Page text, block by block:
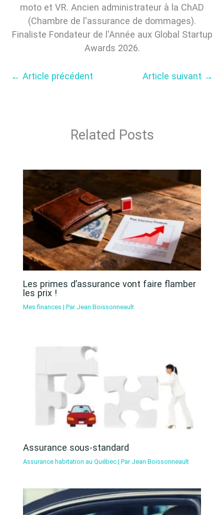
moto et VR. Ancien administrateur à la ChAD
(Chambre de l'assurance de dommages).
Finaliste Fondateur de l'Année aux Global Startup
Awards 2026.
← Article précédent Article suivant →
Related Posts
Les primes d’assurance vont faire flamber
les prix !
Mes finances | Par Jean Boissonneault
Assurance sous-standard
Assurance habitation au Québec| Par Jean Boissonneault